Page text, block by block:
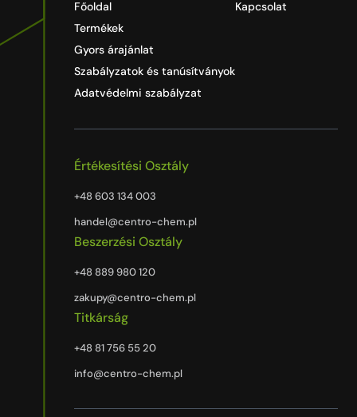
Főoldal
Termékek
Gyors árajánlat
Szabályzatok és tanúsítványok
Adatvédelmi szabályzat
Kapcsolat
Értékesítési Osztály
+48 603 134 003
handel@centro-chem.pl
Beszerzési Osztály
+48 889 980 120
zakupy@centro-chem.pl
Titkárság
+48 81 756 55 20
info@centro-chem.pl